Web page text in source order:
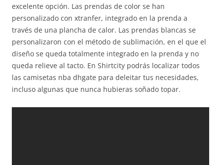
excelente opción. Las prendas de color se han
personalizado con xtranfer, integrado en la prenda a
través de una plancha de calor. Las prendas blancas se
personalizaron con el método de sublimación, en el que el
diseño se queda totalmente integrado en la prenda y no
queda relieve al tacto. En Shirtcity podrás localizar todos
las camisetas nba dhgate para deleitar tus necesidades,
incluso algunas que nunca hubieras soñado topar.